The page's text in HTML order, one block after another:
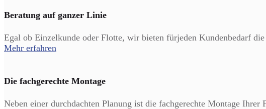
Beratung auf ganzer Linie
Egal ob Einzelkunde oder Flotte, wir bieten fürjeden Kundenbedarf die
Mehr erfahren
Die fachgerechte Montage
Neben einer durchdachten Planung ist die fachgerechte Montage Ihrer